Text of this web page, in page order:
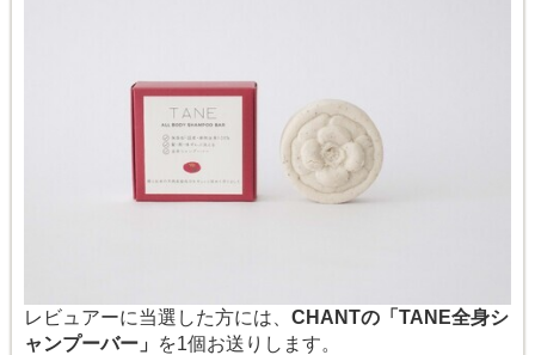
レビュアーに当選した方には、 CHANTの「TANE全身シ
ャンプーバー」
を1個お送りします。